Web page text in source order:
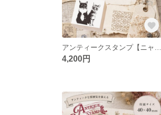
4,200円